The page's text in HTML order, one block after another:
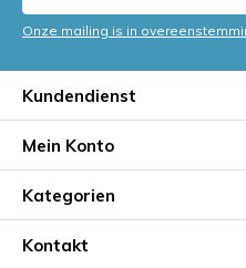
Onze mailing is in
Kundendienst
Mein Konto
Kategorien
Kontakt